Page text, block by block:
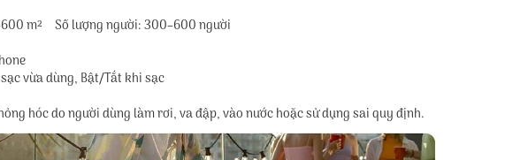
m² Số lượng người: 300–600 người
vừa dùng, Bật/Tắt khi sạc
hóc do người dùng làm rơi, va đập, vào nước hoặc sử dụng sai quy định.